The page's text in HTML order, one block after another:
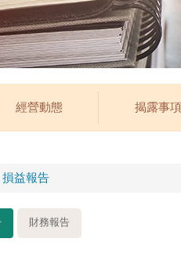
經營動態 揭露事項
損益報告
財務報告